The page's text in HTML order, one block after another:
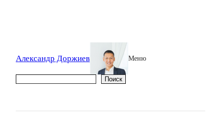
Александр Доржиев Меню
Поиск